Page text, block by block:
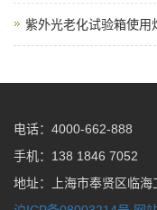
紫外光老化试验箱使用
电话：4000-662-888
手机：138 1846 7052
地址：上海市奉贤区临海